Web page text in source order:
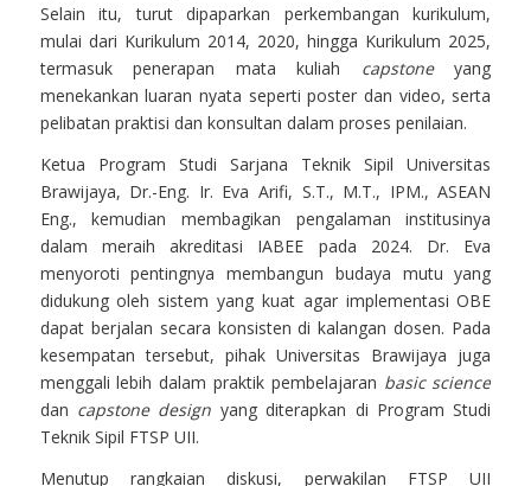
Selain itu, turut dipaparkan perkembangan kurikulum,
mulai dari Kurikulum 2014, 2020, hingga Kurikulum 2025,
termasuk penerapan mata kuliah capstoneyang
menekankan luaran nyata seperti poster dan video, serta
pelibatan praktisi dan konsultan dalam proses penilaian.
Ketua Program Studi Sarjana Teknik Sipil Universitas
Brawijaya, Dr.-Eng. Ir. Eva Arifi, S.T., M.T., IPM., ASEAN
Eng., kemudian membagikan pengalaman institusinya
dalam meraih akreditasi IABEE pada 2024. Dr. Eva
menyoroti pentingnya membangun budaya mutu yang
didukung oleh sistem yang kuat agar implementasi OBE
dapat berjalan secara konsisten di kalangan dosen. Pada
kesempatan tersebut, pihak Universitas Brawijaya juga
menggali lebih dalam praktik pembelajaran basic science
dan capstone design yang diterapkan di Program Studi
Teknik Sipil FTSP UII.
Menutup rangkaian diskusi, perwakilan FTSP UII